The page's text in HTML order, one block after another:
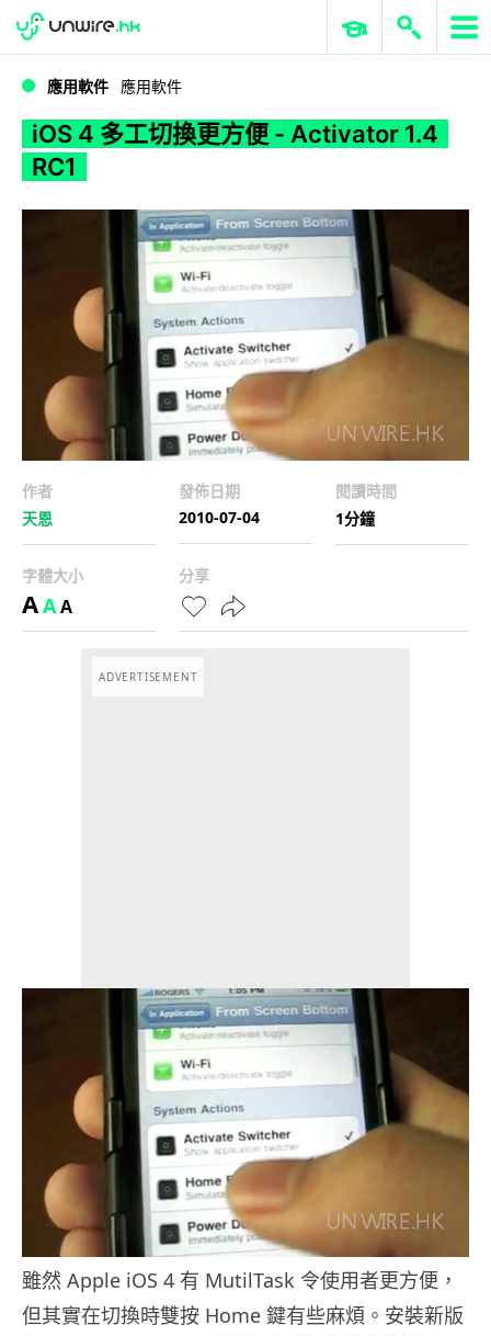
iOS 4 多工切換更方便 - Activator 1.4 RC1
WWDC 2026 ERP 與商業 AI
應用軟件 應用軟件
iOS 4 多工切換更方便 - Activator 1.4
RC1
作者
天恩
發佈日期
2010-07-04
閱讀時間
1分鐘
字體大小
AAA
分享
ADVERTISEMENT
雖然 Apple iOS 4 有 MutilTask 令使用者更方便，
但其實在切換時雙按 Home 鍵有些麻煩。安裝新版